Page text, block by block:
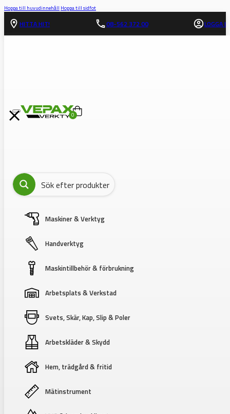
Hoppa till huvudinnehåll Hoppa till sidfot
HITTA HIT! 08-562 372 00 LOGGA IN
0
Maskiner & Verktyg
Handverktyg
Maskintillbehör & förbrukning
Arbetsplats & Verkstad
Svets, Skär, Kap, Slip & Poler
Arbetskläder & Skydd
Hem, trädgård & fritid
Mätinstrument